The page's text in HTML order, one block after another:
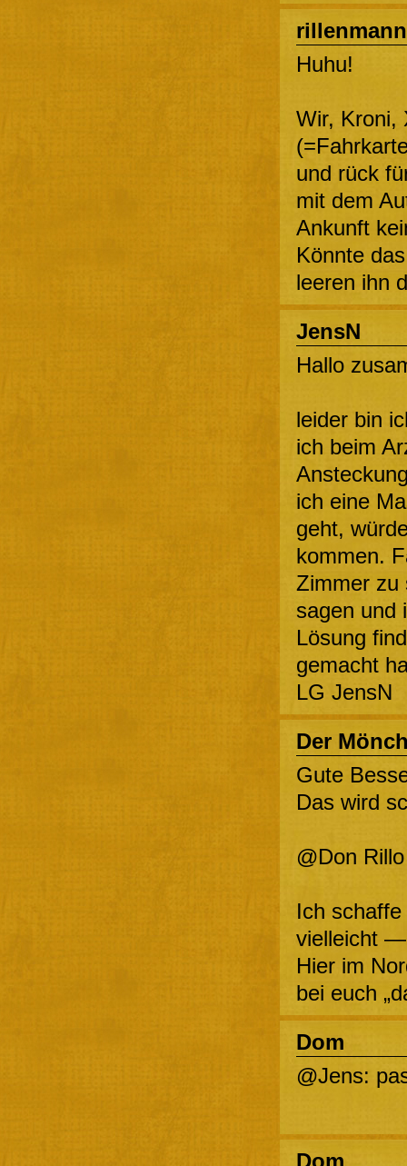
Huhu!
Wir, Kroni,
und rück
mit dem
Ankunft
Könnte
leeren ihn
JensN
Hallo
leider bin
ich beim
ich eine
geht,
kommen.
Zimmer zu
sagen und
Lösung
gemacht
LG JensN
Der
Gute
Das wird
@Don Rillo
Ich
vielleicht —
Hier im
bei euch
Dom
@Jens: